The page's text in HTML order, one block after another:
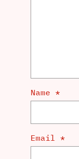
Name *
Email *